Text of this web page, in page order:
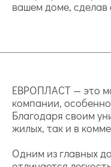
вашем доме, сделав
ЕВРОПЛАСТ — это
компании,
Благодаря своим
жилых, так и в
Одним из главных